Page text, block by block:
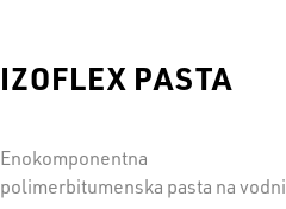
IZOFLEX PASTA
Enokomponentna
polimerbitumenska pasta na vodni